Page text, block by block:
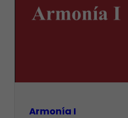
Armonía I